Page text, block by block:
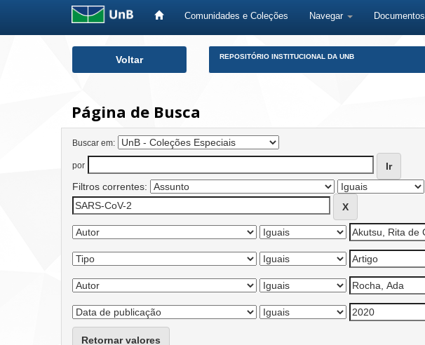
Comunidades e Coleções Navegar Documentos
Voltar REPOSITÓRIO INSTITUCIONAL DA UNB
Página de Busca
Buscar em:
por
Filtros correntes:
Retornar valores